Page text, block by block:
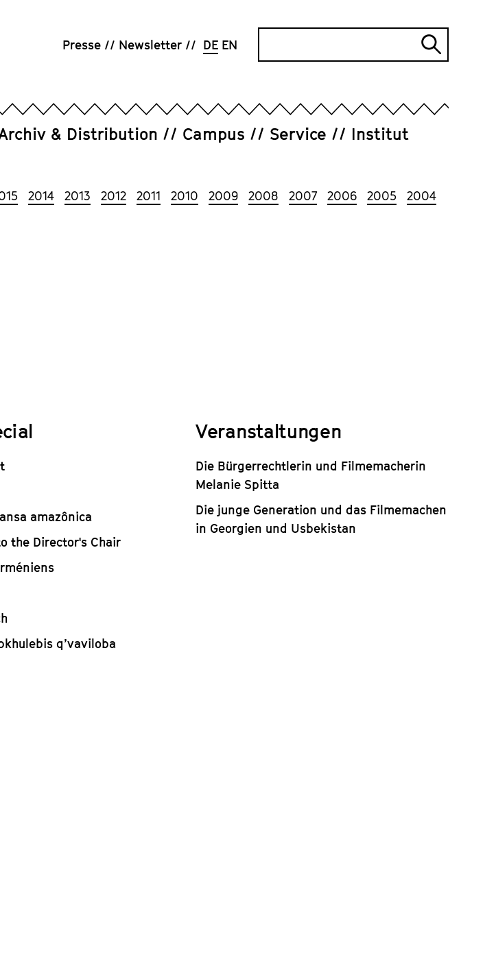
Presse Newsletter DE EN
Suche
& Distribution Campus Service Institut
2014 2013 2012 2011 2010 2009 2008 2007 2006 2005
2004
amazônica
the Director's Chair
q’vaviloba
Veranstaltungen
Die Bürgerrechtlerin und Filmemacherin
Melanie Spitta
Die junge Generation und das Filmemachen
in Georgien und Usbekistan